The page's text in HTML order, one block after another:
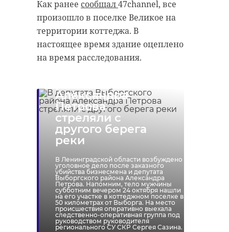
Как ранее сообщал47channel, все
произошло в поселке Великое на
территории коттеджа. В
настоящее время здание оцеплено
на время расследования.
В депутата
Александра
Петрова
стреляли с
другого берега
реки
В Ленинградской области возбуждено
уголовное дело после заказного
убийства бизнесмена и депутата
Выборгского района Александра
Петрова. Напомним, тело мужчины
субботним вечером 24 октября нашли
на его участке в коттеджном поселке в
50 километрах от Выборга. На место
происшествия оперативно выехала
следственно-оперативная группа под
руководством руководителя
регионального СУ СКР Сергея Сазина.
антибиологическая и
противопожарная обработка.
гатчинский район
реставрация усадьба
Поделиться статьей:
РЕКОМЕНДУЕМ
удастся узнать, какой была жизнь
Анны Беквор и других бельгийцев
в Сосновом Бору.
Поделиться статьей: